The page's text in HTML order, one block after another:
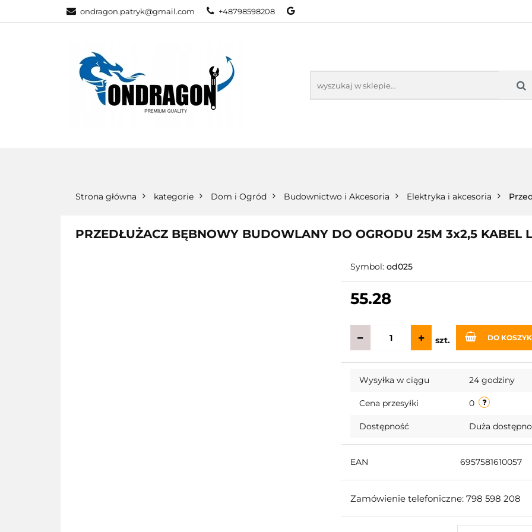
ondragon.patryk@gmail.com +48798598208
KATEGORIE NOWOŚCI
Strona główna kategorie Dom i Ogród Budownictwo i Akcesoria Elektryka i akcesoria
PRZEDŁUŻACZ BĘBNOWY BUDOWLANY DO OGRODU 25M 3x2,5 KABEL
Symbol: od025
55.28
szt. DO
Wysyłka w ciągu 24 godziny
Cena przesyłki 0
Dostępność Duża
EAN 6957581610057
Zamówienie telefoniczne: 798 598 208